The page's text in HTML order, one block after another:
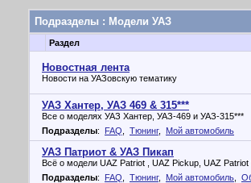
Подразделы : Модели УАЗ
Раздел
Новостная лента
Новости на УАЗовскую тематику
УАЗ Хантер, УАЗ 469 & 315***
Все о моделях УАЗ Хантер, УАЗ-469 и УАЗ-315***
Подразделы: FAQ Тюнинг, Мой автомобиль
УАЗ Патриот & УАЗ Пикап
Всё о модели UAZ Patriot , UAZ Pickup, UAZ Patriot
Подразделы: FAQ Тюнинг, Мой автомобиль